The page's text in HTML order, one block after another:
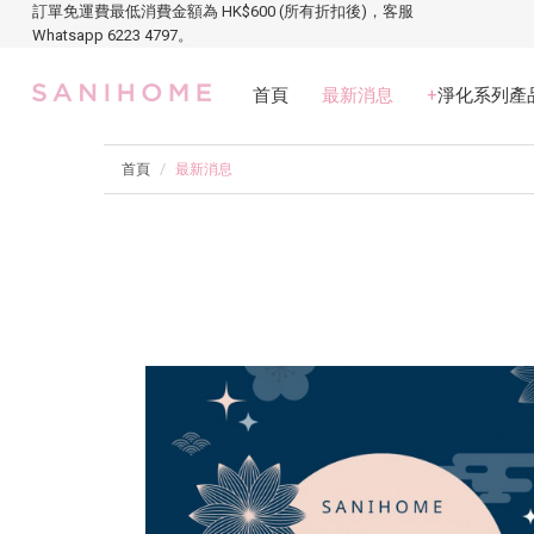
訂單免運費最低消費金額為 HK$600 (所有折扣後)，客服
Whatsapp 6223 4797。
首頁 最新消息 +淨化系列產
首頁 最新消息